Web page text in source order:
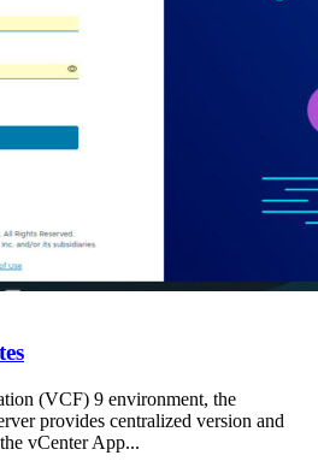
(VCF) 9 environment, the
provides centralized version and
vCenter App...